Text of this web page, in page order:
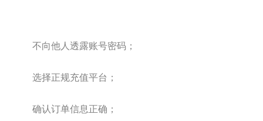
不向他人透露账号密码；
选择正规充值平台；
确认订单信息正确；